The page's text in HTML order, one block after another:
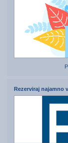
Rezerviraj najamno